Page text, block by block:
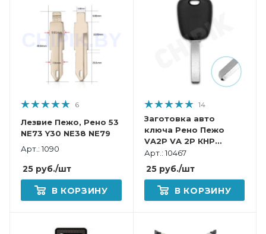
6
Лезвие Пежо, Рено 53
NE73 Y30 NE38 NE79
Арт.: 1090
25 руб./шт
В КОРЗИНУ
14
Заготовка авто
ключа Рено Пежо
VA2P VA 2P КНР
пластик
Арт.: 10467
25руб./шт
В КОРЗИНУ